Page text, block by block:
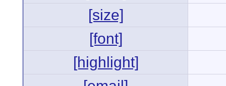
[size]
[font]
[highlight]